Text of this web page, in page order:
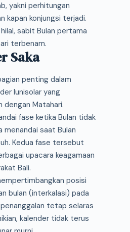
yakni perhitungan
kapan konjungsi terjadi.
sabit Bulan pertama
terbenam.
Saka
penting dalam
lunisolar yang
dengan Matahari.
fase ketika Bulan tidak
menandai saat Bulan
Kedua fase tersebut
upacara keagamaan
Bali.
posisi
bulan (interkalasi) pada
tetap selaras
kalender tidak terus